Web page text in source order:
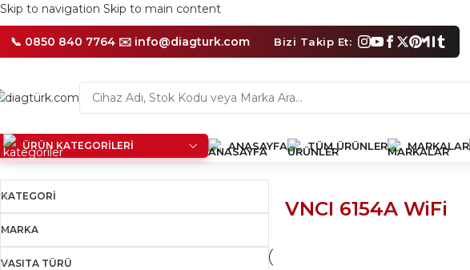
Skip to navigation Skip to main content
📞 0850 840 7764 ✉️ info@diagturk.com
Aynı
Gün
İçerisinde
Kargo
Bizi Takip Et:
ÜRÜN KATEGORILERI ANASAYFA TÜM ÜRÜNLER MARKALAR
Ana Sayfa/Ürünler “VNCI 6154A WiFi” olarak etiketlendiTek bir sonuç gösteriliyor
KATEGORI
MARKA
VASITA TÜRÜ
VNCI 6154A WiFi